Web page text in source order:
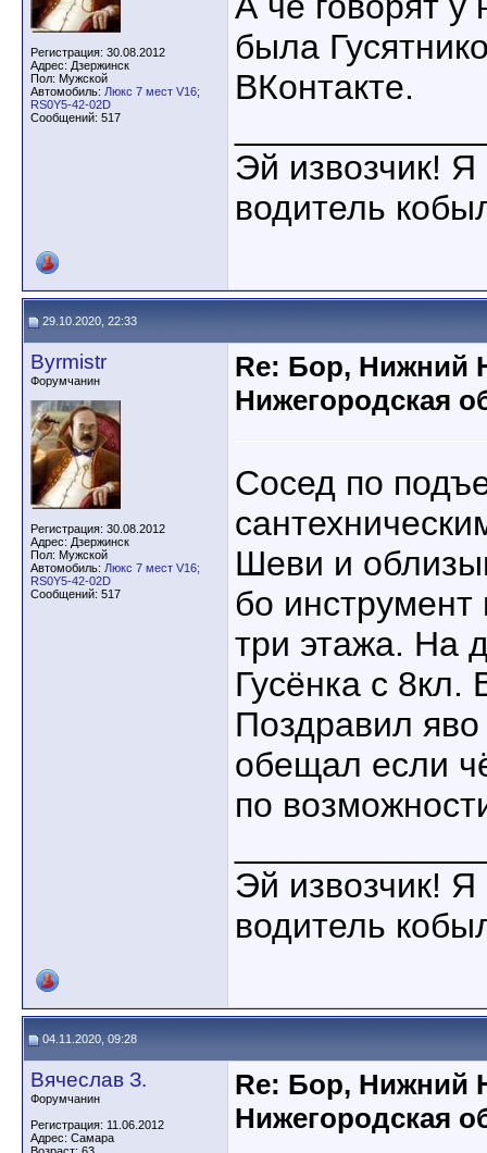
Регистрация: 30.08.2012
Адрес: Дзержинск
Пол: Мужской
Автомобиль: Люкс 7 мест V16;
RS0Y5-42-02D
Сообщений: 517
была
ВКонтакте.
Эй извозчик! Я
водитель
29.10.2020, 22:33
Byrmistr
Форумчанин
Регистрация: 30.08.2012
Адрес: Дзержинск
Пол: Мужской
Автомобиль: Люкс 7 мест V16;
RS0Y5-42-02D
Сообщений: 517
Re: Бор, Нижний
Нижегородская
Сосед по
Шеви и
бо
три этажа. На
Гусёнка с
Поздравил
обещал если
по
Эй извозчик! Я
водитель
04.11.2020, 09:28
Вячеслав З.
Форумчанин
Регистрация: 11.06.2012
Адрес: Самара
Re: Бор, Нижний
Нижегородская